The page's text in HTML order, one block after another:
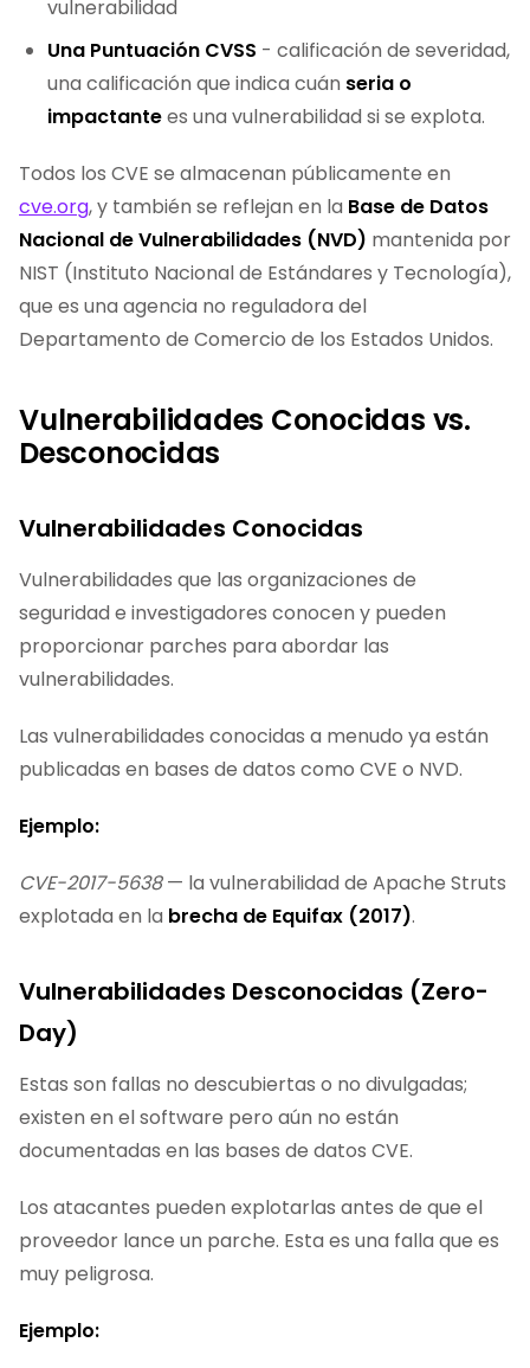
vulnerabilidad
Una Puntuación CVSS - calificación de severidad,
una calificación que indica cuán seria o
impactantees una vulnerabilidad si se explota.
Todos los CVE se almacenan públicamente en
cve.org, y también se reflejan en la Base de Datos
Nacional de Vulnerabilidades (NVD) mantenida por
NIST (Instituto Nacional de Estándares y Tecnología),
que es una agencia no reguladora del
Departamento de Comercio de los Estados Unidos.
Vulnerabilidades Conocidas vs.
Desconocidas
Vulnerabilidades Conocidas
Vulnerabilidades que las organizaciones de
seguridad e investigadores conocen y pueden
proporcionar parches para abordar las
vulnerabilidades.
Las vulnerabilidades conocidas a menudo ya están
publicadas en bases de datos como CVE o NVD.
Ejemplo:
CVE-2017-5638— la vulnerabilidad de Apache Struts
explotada en la brecha de Equifax (2017).
Vulnerabilidades Desconocidas (Zero-
Day)
Estas son fallas no descubiertas o no divulgadas;
existen en el software pero aún no están
documentadas en las bases de datos CVE.
Los atacantes pueden explotarlas antes de que el
proveedor lance un parche. Esta es una falla que es
muy peligrosa.
Ejemplo: